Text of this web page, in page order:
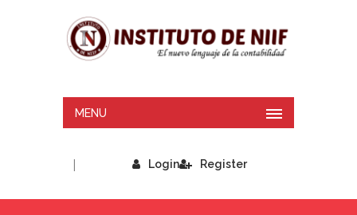
MENU
Login
| Register